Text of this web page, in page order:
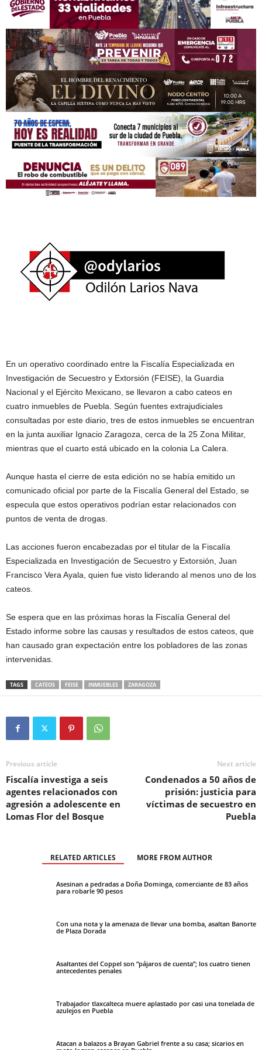
En un operativo coordinado entre la Fiscalía Especializada en
Investigación de Secuestro y Extorsión (FEISE), la Guardia
Nacional y el Ejército Mexicano, se llevaron a cabo cateos en
cuatro inmuebles de Puebla. Según fuentes extrajudiciales
consultadas por este diario, tres de estos inmuebles se encuentran
en la junta auxiliar Ignacio Zaragoza, cerca de la 25 Zona Militar,
mientras que el cuarto está ubicado en la colonia La Calera.
Aunque hasta el cierre de esta edición no se había emitido un
comunicado oficial por parte de la Fiscalía General del Estado, se
especula que estos operativos podrían estar relacionados con
puntos de venta de drogas.
Las acciones fueron encabezadas por el titular de la Fiscalía
Especializada en Investigación de Secuestro y Extorsión, Juan
Francisco Vera Ayala, quien fue visto liderando al menos uno de los
cateos.
Se espera que en las próximas horas la Fiscalía General del
Estado informe sobre las causas y resultados de estos cateos, que
han causado gran expectación entre los pobladores de las zonas
intervenidas.
TAGS CATEOS FEISE INMUEBLES ZARAGOZA
Previous article
Fiscalía investiga a seis
agentes relacionados con
agresión a adolescente en
Lomas Flor del Bosque
Next article
Condenados a 50 años de
prisión: justicia para
víctimas de secuestro en
Puebla
RELATED ARTICLES MORE FROM AUTHOR
Asesinan a pedradas a Doña Dominga, comerciante de 83 años
para robarle 90 pesos
Con una nota y la amenaza de llevar una bomba, asaltan Banorte
de Plaza Dorada
Asaltantes del Coppel son “pájaros de cuenta”; los cuatro tienen
antecedentes penales
Trabajador tlaxcalteca muere aplastado por casi una tonelada de
azulejos en Puebla
Atacan a balazos a Brayan Gabriel frente a su casa; sicarios en